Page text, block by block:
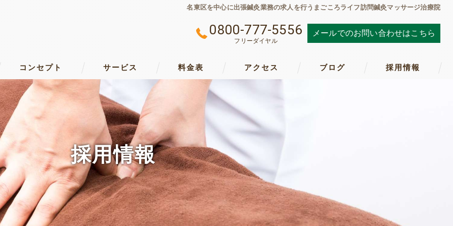
名東区を中心に出張鍼灸業務の求人を行うまごころライフ訪問鍼灸マッサージ治療院
0800-777-5556
フリーダイヤル
メールでのお問い合わせはこちら
コンセプト
名東区の出張鍼灸･まごころライフ訪問鍼灸マッサージ治療院の口コミ情報
名東区の出張鍼灸･まごころライフ訪問鍼灸マッサージ治療院の評判
名東区の出張鍼灸･まごころライフ訪問鍼灸マッサージ治療院のお客様の声
サービス 料金表 アクセス ブログ 採用情報
採用情報